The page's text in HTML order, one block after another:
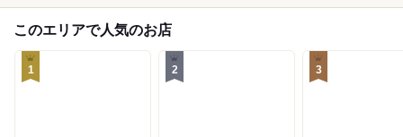
このエリアで人気のお店
1 2 3